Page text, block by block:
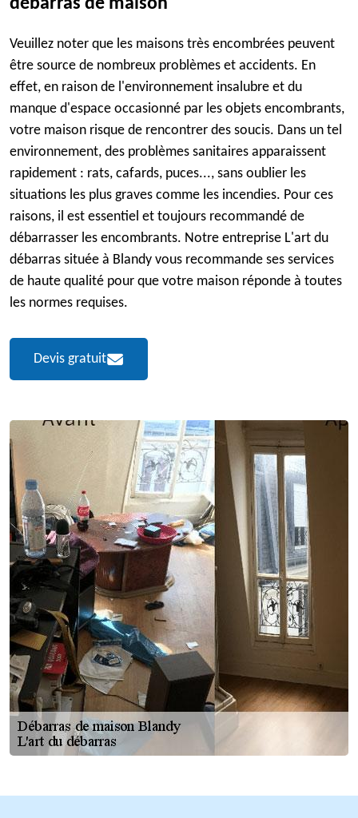
débarras de maison
Veuillez noter que les maisons très encombrées peuvent
être source de nombreux problèmes et accidents. En
effet, en raison de l'environnement insalubre et du
manque d'espace occasionné par les objets encombrants,
votre maison risque de rencontrer des soucis. Dans un tel
environnement, des problèmes sanitaires apparaissent
rapidement : rats, cafards, puces..., sans oublier les
situations les plus graves comme les incendies. Pour ces
raisons, il est essentiel et toujours recommandé de
débarrasser les encombrants. Notre entreprise L'art du
débarras située à Blandy vous recommande ses services
de haute qualité pour que votre maison réponde à toutes
les normes requises.
Devis gratuit